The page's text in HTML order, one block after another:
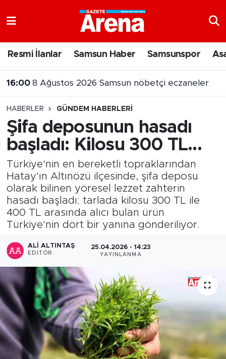
Resmi İlanlar Samsun Haber Samsunspor
16:00 8 Ağustos 2026 Samsun nöbetçi eczaneler
15:55 Samsun’da uyuşturucu operasyonunda 7 şüpheli cezaevine gönderildi
HABERLER GÜNDEM HABERLERI
Şifa deposunun hasadı
başladı: Kilosu 300 TL...
Türkiye'nin en bereketli topraklarından
Hatay'ın Altınözü ilçesinde, şifa deposu
olarak bilinen yöresel lezzet zahterin
hasadı başladı; tarlada kilosu 300 TL ile
400 TL arasında alıcı bulan ürün
Türkiye'nin dört bir yanına gönderiliyor.
ALI ALTINTAŞ
EDITÖR
25.04.2026 - 14:23
YAYINLANMA
Samsun Namaz Vakitleri
Süper Lig Puan Durumu ve Fikstür
Tüm Manşetler
Son Dakika Haberleri
Haber Arşivi